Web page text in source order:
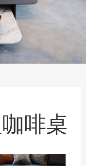
啡桌